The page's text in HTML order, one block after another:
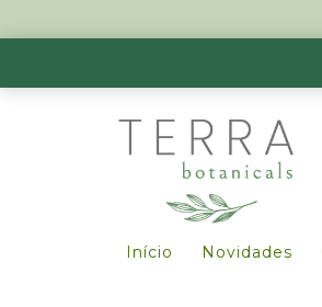
Início Novidades